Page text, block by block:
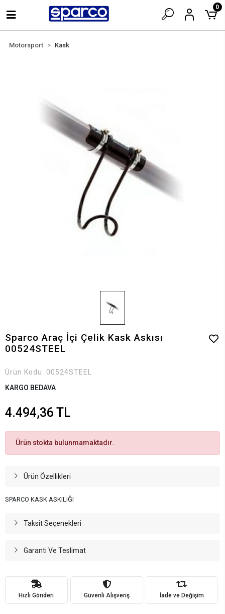
0
Motorsport Kask
Sparco Araç İçi Çelik Kask Askısı
00524STEEL
Ürün Kodu: 00524STEEL
KARGO BEDAVA
4.494,36 TL
Ürün stokta bulunmamaktadır.
Ürün Özellikleri
SPARCO KASK ASKILIĞI
Taksit Seçenekleri
Garanti Ve Teslimat
Hızlı Gönderi Güvenli Alışveriş İade ve Değişim